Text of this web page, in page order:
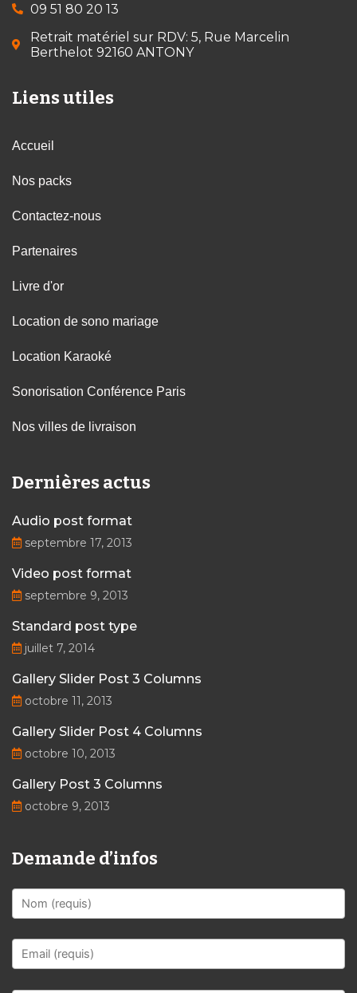
09 51 80 20 13
Retrait matériel sur RDV: 5, Rue Marcelin
Berthelot 92160 ANTONY
Liens utiles
Accueil
Nos packs
Contactez-nous
Partenaires
Livre d'or
Location de sono mariage
Location Karaoké
Sonorisation Conférence Paris
Nos villes de livraison
Dernières actus
Audio post format
septembre 17, 2013
Video post format
septembre 9, 2013
Standard post type
juillet 7, 2014
Gallery Slider Post 3 Columns
octobre 11, 2013
Gallery Slider Post 4 Columns
octobre 10, 2013
Gallery Post 3 Columns
octobre 9, 2013
Demande d’infos